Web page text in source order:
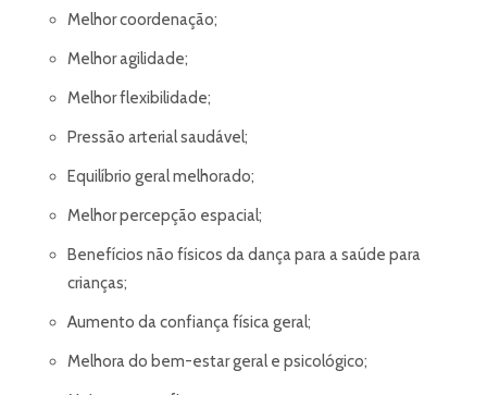
Melhor coordenação;
Melhor agilidade;
Melhor flexibilidade;
Pressão arterial saudável;
Equilíbrio geral melhorado;
Melhor percepção espacial;
Benefícios não físicos da dança para a saúde para
crianças;
Aumento da confiança física geral;
Melhora do bem-estar geral e psicológico;